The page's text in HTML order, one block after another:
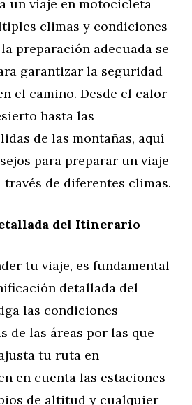
un viaje en motocicleta
climas y condiciones
preparación adecuada se
garantizar la seguridad
el camino. Desde el calor
hasta las
de las montañas, aquí
para preparar un viaje
de diferentes climas.
del Itinerario
tu viaje, es fundamental
detallada del
las condiciones
de las áreas por las que
tu ruta en
en cuenta las estaciones
de altitud y cualquier